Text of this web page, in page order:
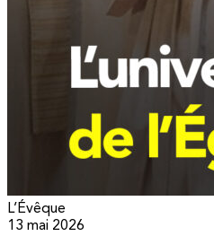
L’Évêque
13 mai 2026